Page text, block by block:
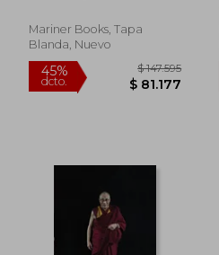
Mariner Books, Tapa
Blanda, Nuevo